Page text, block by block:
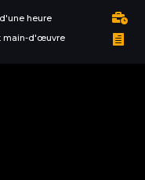
heure
main-d'œuvre

